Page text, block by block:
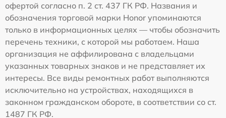
офертой согласно п. 2 ст. 437 ГК РФ. Названия и
обозначения торговой марки Honor упоминаются
только в информационных целях — чтобы обозначить
перечень техники, с которой мы работаем. Наша
организация не аффилирована с владельцами
указанных товарных знаков и не представляет их
интересы. Все виды ремонтных работ выполняются
исключительно на устройствах, находящихся в
законном гражданском обороте, в соответствии со ст.
1487 ГК РФ.